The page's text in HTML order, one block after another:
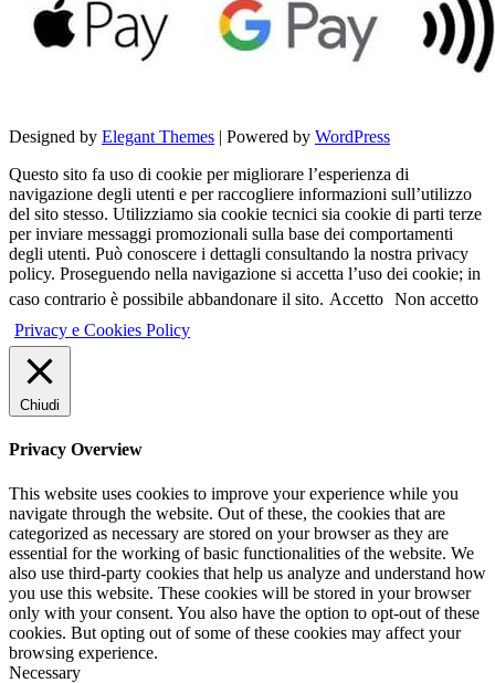
Designed by Elegant Themes | Powered by WordPress
Questo sito fa uso di cookie per migliorare l’esperienza di
navigazione degli utenti e per raccogliere informazioni sull’utilizzo
del sito stesso. Utilizziamo sia cookie tecnici sia cookie di parti terze
per inviare messaggi promozionali sulla base dei comportamenti
degli utenti. Può conoscere i dettagli consultando la nostra privacy
policy. Proseguendo nella navigazione si accetta l’uso dei cookie; in
caso contrario è possibile abbandonare il sito. Accetto Non accetto
Privacy e Cookies Policy
Chiudi
Privacy Overview
This website uses cookies to improve your experience while you
navigate through the website. Out of these, the cookies that are
categorized as necessary are stored on your browser as they are
essential for the working of basic functionalities of the website. We
also use third-party cookies that help us analyze and understand how
you use this website. These cookies will be stored in your browser
only with your consent. You also have the option to opt-out of these
cookies. But opting out of some of these cookies may affect your
browsing experience.
Necessary